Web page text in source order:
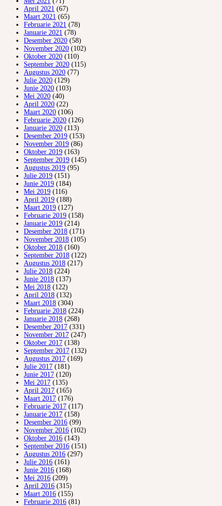
April 2021 (67)
Maart 2021 (65)
Februarie 2021 (78)
Januarie 2021 (78)
Desember 2020 (58)
November 2020 (102)
Oktober 2020 (110)
September 2020 (115)
Augustus 2020 (77)
Julie 2020 (129)
Junie 2020 (103)
Mei 2020 (40)
April 2020 (22)
Maart 2020 (106)
Februarie 2020 (126)
Januarie 2020 (113)
Desember 2019 (153)
November 2019 (86)
Oktober 2019 (163)
September 2019 (145)
Augustus 2019 (95)
Julie 2019 (151)
Junie 2019 (184)
Mei 2019 (116)
April 2019 (188)
Maart 2019 (127)
Februarie 2019 (158)
Januarie 2019 (214)
Desember 2018 (171)
November 2018 (105)
Oktober 2018 (160)
September 2018 (122)
Augustus 2018 (217)
Julie 2018 (224)
Junie 2018 (137)
Mei 2018 (122)
April 2018 (132)
Maart 2018 (304)
Februarie 2018 (224)
Januarie 2018 (268)
Desember 2017 (331)
November 2017 (247)
Oktober 2017 (138)
September 2017 (132)
Augustus 2017 (169)
Julie 2017 (181)
Junie 2017 (120)
Mei 2017 (135)
April 2017 (165)
Maart 2017 (176)
Februarie 2017 (117)
Januarie 2017 (158)
Desember 2016 (99)
November 2016 (102)
Oktober 2016 (143)
September 2016 (151)
Augustus 2016 (297)
Julie 2016 (161)
Junie 2016 (168)
Mei 2016 (209)
April 2016 (315)
Maart 2016 (155)
Februarie 2016 (81)